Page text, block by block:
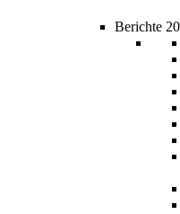
Berichte